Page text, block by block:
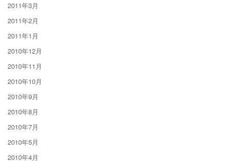
2011年3月
2011年2月
2011年1月
2010年12月
2010年11月
2010年10月
2010年9月
2010年8月
2010年7月
2010年5月
2010年4月